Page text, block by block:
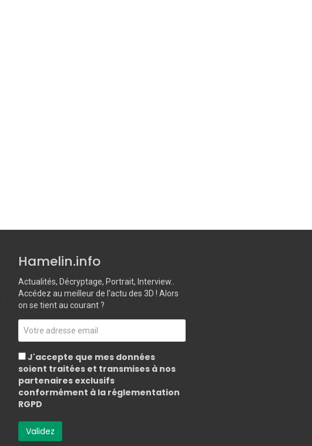
Hamelin.info
Actualités, Décryptage, Portrait, Interview..
Accédez au meilleur de l'actu des 3D ! Alors
on se tient au courant ?
J'accepte que mes données
soient traitées et transmises à nos
partenaires exclusifs
conformément à la réglementation
RGPD